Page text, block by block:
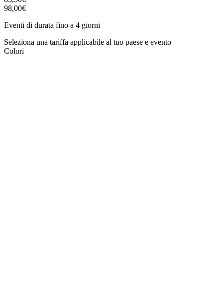
98,00€
Eventi di durata fino a 4 giorni
Seleziona una tariffa applicabile al tuo paese e evento
Colori